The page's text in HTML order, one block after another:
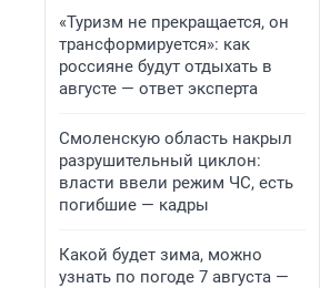
«Туризм не прекращается, он
трансформируется»: как
россияне будут отдыхать в
августе — ответ эксперта
Смоленскую область накрыл
разрушительный циклон:
власти ввели режим ЧС, есть
погибшие — кадры
Какой будет зима, можно
узнать по погоде 7 августа —